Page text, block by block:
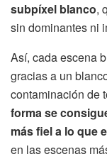
subpíxel blanco,
sin dominantes ni
Así, cada escena
gracias a un
contaminación de
forma se
más fiel a lo que
en las escenas